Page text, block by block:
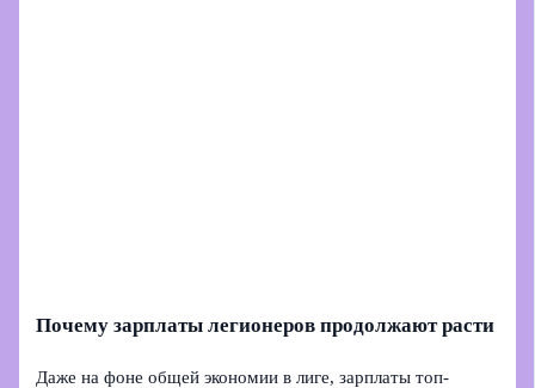
Почему зарплаты легионеров продолжают расти
Даже на фоне общей экономии в лиге, зарплаты топ-